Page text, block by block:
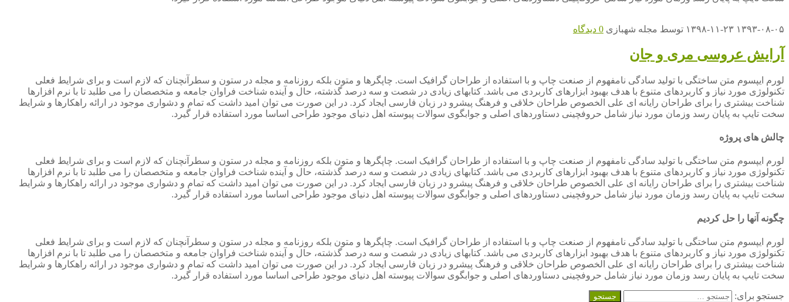
۱۳۹۳-۰۸-۰۵ ۱۳۹۸-۱۱-۲۳ توسط مجله شهبازی 0 دیدگاه
آرایش عروسی مری و جان
لورم ایپسوم متن ساختگی با تولید سادگی نامفهوم از صنعت چاپ و با استفاده از طراحان گرافیک است. چاپگرها و متون بلکه روزنامه و مجله در ستون و سطرآنچنان که لازم است و برای شرایط فعلی
تکنولوژی مورد نیاز و کاربردهای متنوع با هدف بهبود ابزارهای کاربردی می باشد. کتابهای زیادی در شصت و سه درصد گذشته، حال و آینده شناخت فراوان جامعه و متخصصان را می طلبد تا با نرم افزارها
شناخت بیشتری را برای طراحان رایانه ای علی الخصوص طراحان خلاقی و فرهنگ پیشرو در زبان فارسی ایجاد کرد. در این صورت می توان امید داشت که تمام و دشواری موجود در ارائه راهکارها و شرایط
سخت تایپ به پایان رسد وزمان مورد نیاز شامل حروفچینی دستاوردهای اصلی و جوابگوی سوالات پیوسته اهل دنیای موجود طراحی اساسا مورد استفاده قرار گیرد.
چالش های پروژه
لورم ایپسوم متن ساختگی با تولید سادگی نامفهوم از صنعت چاپ و با استفاده از طراحان گرافیک است. چاپگرها و متون بلکه روزنامه و مجله در ستون و سطرآنچنان که لازم است و برای شرایط فعلی
تکنولوژی مورد نیاز و کاربردهای متنوع با هدف بهبود ابزارهای کاربردی می باشد. کتابهای زیادی در شصت و سه درصد گذشته، حال و آینده شناخت فراوان جامعه و متخصصان را می طلبد تا با نرم افزارها
شناخت بیشتری را برای طراحان رایانه ای علی الخصوص طراحان خلاقی و فرهنگ پیشرو در زبان فارسی ایجاد کرد. در این صورت می توان امید داشت که تمام و دشواری موجود در ارائه راهکارها و شرایط
سخت تایپ به پایان رسد وزمان مورد نیاز شامل حروفچینی دستاوردهای اصلی و جوابگوی سوالات پیوسته اهل دنیای موجود طراحی اساسا مورد استفاده قرار گیرد.
چگونه آنها را حل کردیم
لورم ایپسوم متن ساختگی با تولید سادگی نامفهوم از صنعت چاپ و با استفاده از طراحان گرافیک است. چاپگرها و متون بلکه روزنامه و مجله در ستون و سطرآنچنان که لازم است و برای شرایط فعلی
تکنولوژی مورد نیاز و کاربردهای متنوع با هدف بهبود ابزارهای کاربردی می باشد. کتابهای زیادی در شصت و سه درصد گذشته، حال و آینده شناخت فراوان جامعه و متخصصان را می طلبد تا با نرم افزارها
شناخت بیشتری را برای طراحان رایانه ای علی الخصوص طراحان خلاقی و فرهنگ پیشرو در زبان فارسی ایجاد کرد. در این صورت می توان امید داشت که تمام و دشواری موجود در ارائه راهکارها و شرایط
سخت تایپ به پایان رسد وزمان مورد نیاز شامل حروفچینی دستاوردهای اصلی و جوابگوی سوالات پیوسته اهل دنیای موجود طراحی اساسا مورد استفاده قرار گیرد.
جستجو برای: